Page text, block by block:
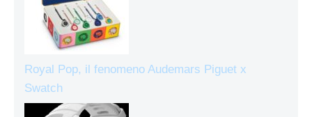
Royal Pop, il fenomeno Audemars Piguet x
Swatch